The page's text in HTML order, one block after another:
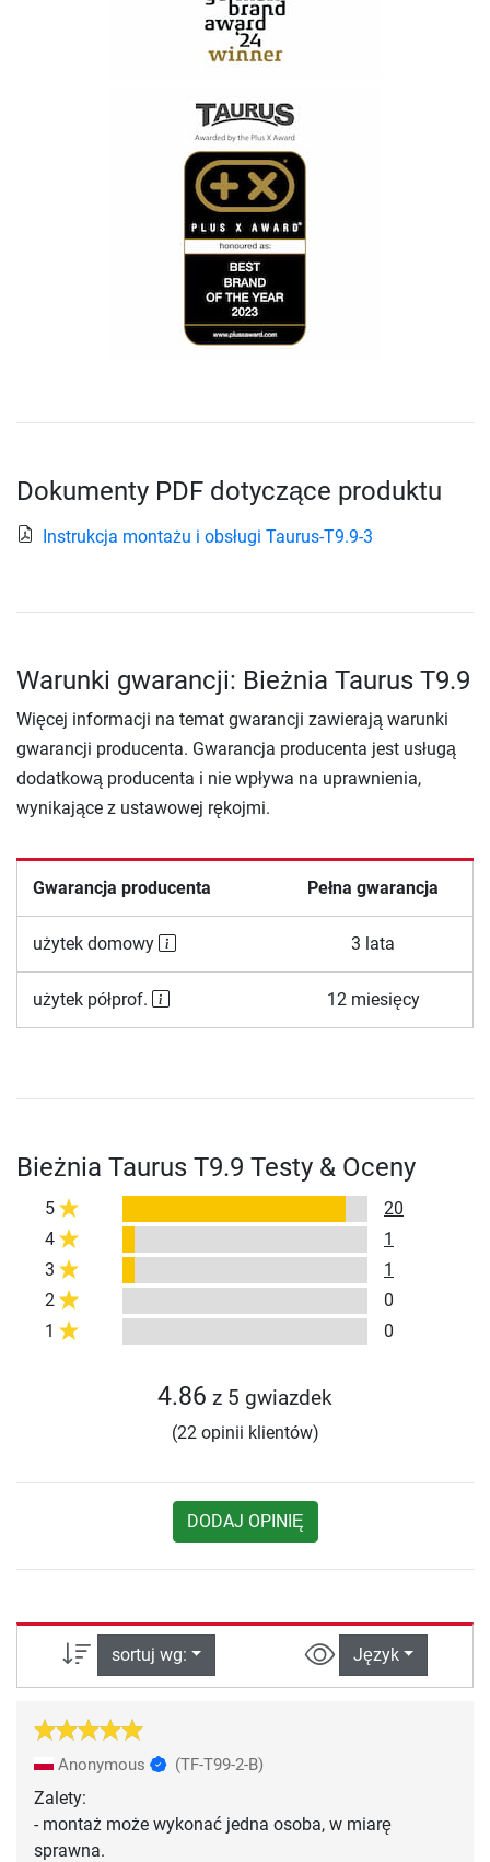
Dokumenty PDF dotyczące produktu
Instrukcja montażu i obsługi Taurus-T9.9-3
Warunki gwarancji: Bieżnia Taurus T9.9
Więcej informacji na temat gwarancji zawierają warunki
gwarancji producenta. Gwarancja producenta jest usługą
dodatkową producenta i nie wpływa na uprawnienia,
wynikające z ustawowej rękojmi.
Gwarancja producenta Pełna gwarancja
użytek domowy 3 lata
użytek półprof. 12 miesięcy
Bieżnia Taurus T9.9 Testy & Oceny
5
20
4
1
3
1
2
0
1
0
4.86 z 5 gwiazdek
(22 opinii klientów)
DODAJ OPINIĘ
sortuj wg: Język
Anonymous (TF-T99-2-B)
Zalety:
- montaż może wykonać jedna osoba, w miarę
sprawna.